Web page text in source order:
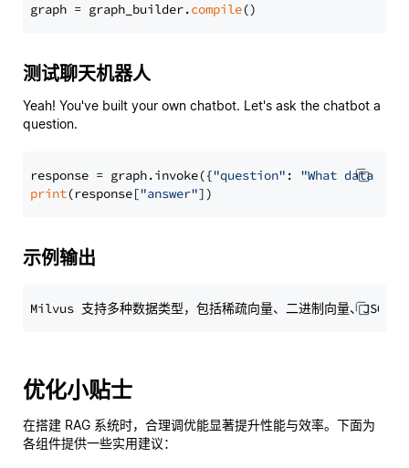
graph = graph_builder.compile
测试聊天机器人
Yeah! You've built your own chatbot. Let's ask the chatbot a
question.
response = graph.invoke({"question" : "What data
print(response["answer"
示例输出
优化小贴士
在搭建 RAG 系统时，合理调优能显著提升性能与效率。下面为
各组件提供一些实用建议：